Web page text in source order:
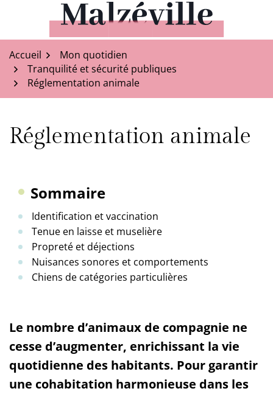
contenu
Malzéville
Accueil
Mon quotidien
Tranquilité et sécurité publiques
Réglementation animale
Réglementation animale
Sommaire
Identification et vaccination
Tenue en laisse et muselière
Propreté et déjections
Nuisances sonores et comportements
Chiens de catégories particulières
Le nombre d’animaux de compagnie ne
cesse d’augmenter, enrichissant la vie
quotidienne des habitants. Pour garantir
une cohabitation harmonieuse dans les